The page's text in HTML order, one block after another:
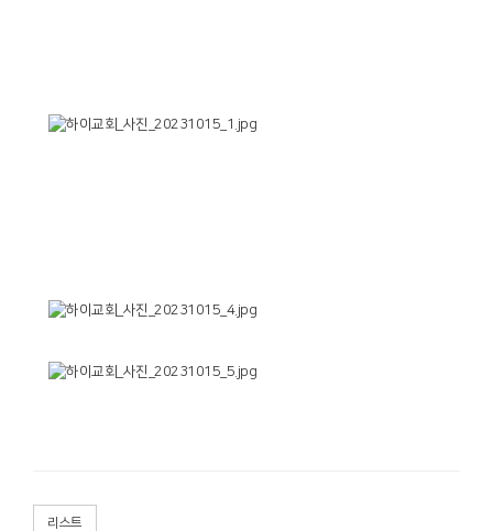
리스트